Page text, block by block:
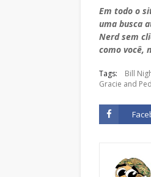
Em todo o
uma busca
Nerd sem
como você,
Tags: Bill
Gracie and